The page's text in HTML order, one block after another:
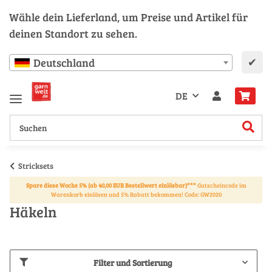
Wähle dein Lieferland, um Preise und Artikel für
deinen Standort zu sehen.
Deutschland ✔
DE
Stricksets
Spare diese Woche 5% (ab 40,00 EUR Bestellwert einlösbar)***Gutscheincode im
Warenkorb einlösen und 5% Rabatt bekommen! Code: GW2020
Häkeln
Filter und Sortierung